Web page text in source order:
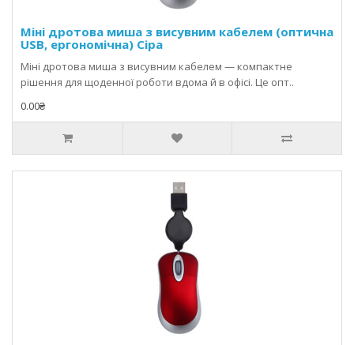
Міні дротова миша з висувним кабелем (оптична
USB, ергономічна) Сіра
Міні дротова миша з висувним кабелем — компактне
рішення для щоденної роботи вдома й в офісі. Це опт..
0.00₴